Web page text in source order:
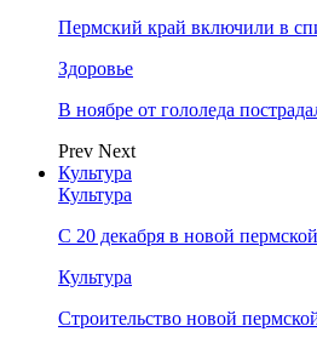
Пермский край включили в
Здоровье
В ноябре от гололеда
Prev Next
Культура
Культура
С 20 декабря в новой
Культура
Строительство новой